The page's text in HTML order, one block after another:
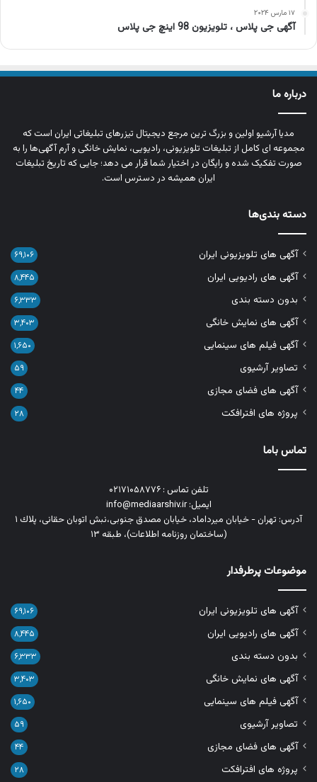
۱۷ مارس ۲۰۲۴
آگهی جی پلاس ، تلویزیون 98 اینچ جی پلاس
درباره ما
مدیا آرشیو اولین و بزرگ‌ ترین مرجع دیجیتال تیزرهای تبلیغاتی ایران است که
مجموعه‌ ای کامل از تبلیغات تلویزیونی، رادیویی، نمایش خانگی و آرم‌ آگهی‌ها را به‌
صورت تفکیک‌ شده و رایگان در اختیار شما قرار می‌ دهد؛ جایی که تاریخ تبلیغات
ایران همیشه در دسترس است.
دسته بندی‌ها
آگهی های تلویزیونی ایران ۶۹,۱۰۶
آگهی های رادیویی ایران ۸,۴۴۵
بدون دسته بندی ۶,۳۳۳
آگهی های نمایش خانگی ۳,۴۰۳
آگهی فیلم های سینمایی ۱,۶۵۰
تصاویر آرشیوی ۵۹
آگهی های فضای مجازی ۴۴
پروژه های افترافکت ۲۸
تماس باما
تلفن تماس : ۰۲۱۷۱۰۵۸۷۷۶
ایمیل: info@mediaarshiv.ir
آدرس: تهران - خیابان میرداماد، خیابان مصدق جنوبی،نبش اتوبان حقانی، پلاك ١
(ساختمان روزنامه اطلاعات)، طبقه ۱۳
موضوعات پرطرفدار
آگهی های تلویزیونی ایران ۶۹,۱۰۶
آگهی های رادیویی ایران ۸,۴۴۵
بدون دسته بندی ۶,۳۳۳
آگهی های نمایش خانگی ۳,۴۰۳
آگهی فیلم های سینمایی ۱,۶۵۰
تصاویر آرشیوی ۵۹
آگهی های فضای مجازی ۴۴
پروژه های افترافکت ۲۸